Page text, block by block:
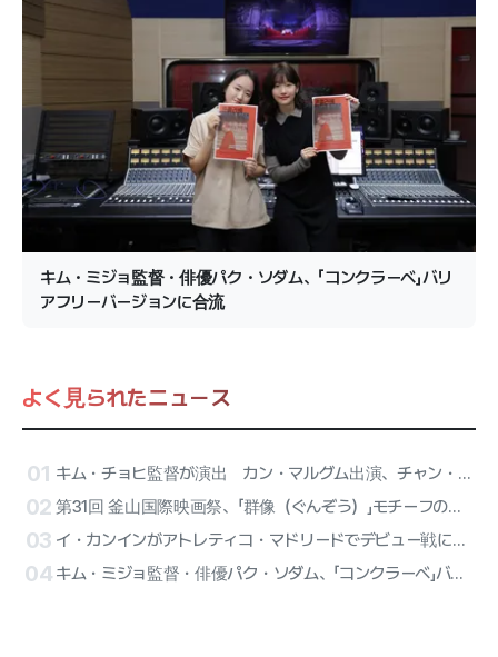
キム・ミジョ監督・俳優パク・ソダム、「コンクラーベ」バリ
アフリーバージョンに合流
よく見られたニュース
01 キム・チョヒ監督が演出 カン・マルグム出演、チャン・ハンジュン監督とキム・ウンヒ脚本の豪華トレーラー その主役は
02 第31回 釜山国際映画祭、「群像（ぐんぞう）」モチーフの公式ポスターを電撃公開
03 イ・カンインがアトレティコ・マドリードでデビュー戦に出陣！ATEEZのサンが始球式、リセーヌのハーフタイム公演が確定
04 キム・ミジョ監督・俳優パク・ソダム、「コンクラーベ」バリアフリーバージョンに合流